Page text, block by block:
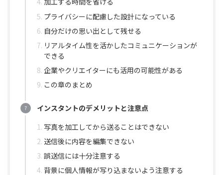
プライバシーに配慮した設計になっている
自分だけの思い出として残せる
リアルタイム性を活かしたコミュニケーションが
できる
企業やクリエイターにも活用の可能性がある
この章のまとめ
インスタントのデメリットと注意点
写真を加工してから送ることはできない
送信後に内容を編集できない
誤送信には十分注意する
背景に個人情報が写り込まないよう注意する